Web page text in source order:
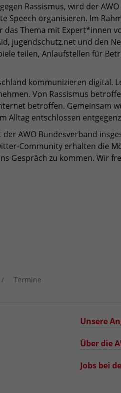
Rassismus, wird der
Speech organisieren. Im
das Thema mit Expert*innen
jugendschutz.net und den
teilen, Anlaufstellen für
kommunizieren digital.
Von Rassismus
betroffen. Gemeinsam
Alltag entschlossen
AWO Bundesverband
Community erhalten die
Gespräch zu kommen. Wir
Termine
Unsere
Über die
Jobs bei